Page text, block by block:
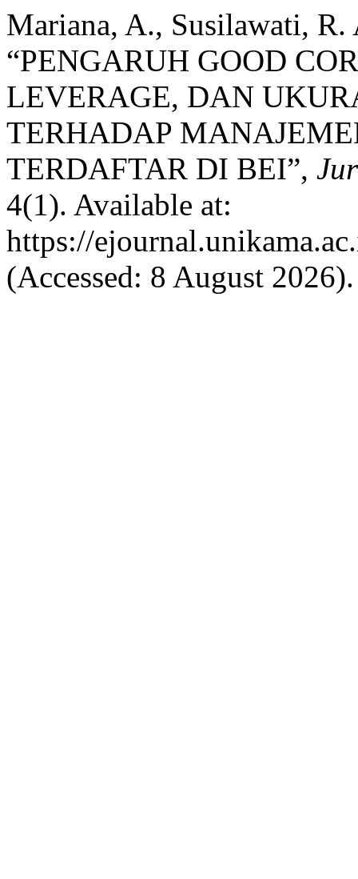
Mariana, A., Susilawati,
“PENGARUH GOOD
LEVERAGE, DAN
TERHADAP
TERDAFTAR DI BEI”,
4(1). Available at:
https://
(Accessed: 8 August 2026).